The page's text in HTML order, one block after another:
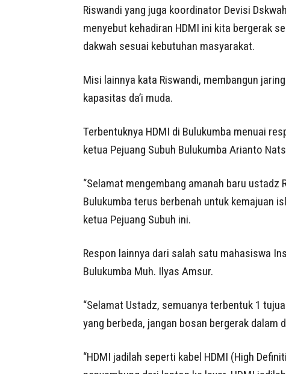
Riswandi yang juga koordinator Devisi
menyebut kehadiran HDMI ini kita bergerak
dakwah sesuai kebutuhan masyarakat.
Misi lainnya kata Riswandi, membangun
kapasitas da’i muda.
Terbentuknya HDMI di Bulukumba menuai
ketua Pejuang Subuh Bulukumba Arianto
“Selamat mengembang amanah baru ustadz
Bulukumba terus berbenah untuk kemajuan
ketua Pejuang Subuh ini.
Respon lainnya dari salah satu mahasiswa
Bulukumba Muh. Ilyas Amsur.
“Selamat Ustadz, semuanya terbentuk 1
yang berbeda, jangan bosan bergerak dalam
“HDMI jadilah seperti kabel HDMI (High